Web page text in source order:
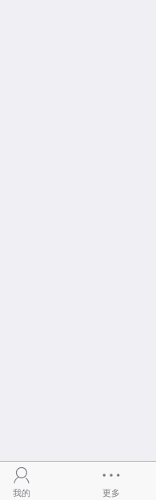
我的 更多